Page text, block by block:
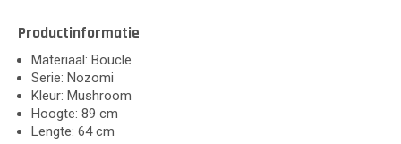
Productinformatie
Materiaal: Boucle
Serie: Nozomi
Kleur: Mushroom
Hoogte: 89 cm
Lengte: 64 cm